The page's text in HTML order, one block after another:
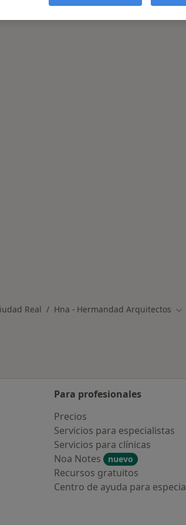
de ciudad
Real Hna - Hermandad Arquitectos
Para profesionales
Precios
Servicios para especialistas
Servicios para clínicas
Noa Notes
nuevo
Recursos gratuitos
Centro de ayuda para